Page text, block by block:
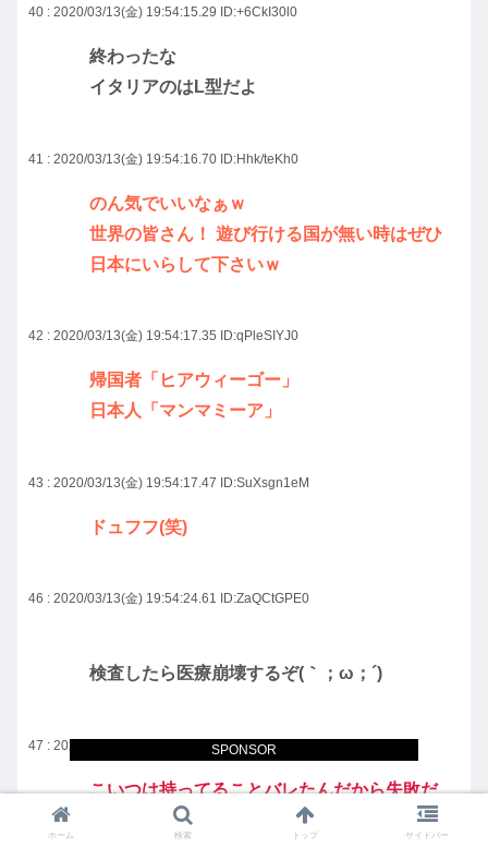
SPONSOR
40 : 2020/03/13(金) 19:54:15.29 ID:+6CkI30l0
終わったな
イタリアのはL型だよ
41 : 2020/03/13(金) 19:54:16.70 ID:Hhk/teKh0
のん気でいいなぁｗ
世界の皆さん！ 遊び行ける国が無い時はぜひ
日本にいらして下さいｗ
42 : 2020/03/13(金) 19:54:17.35 ID:qPleSIYJ0
帰国者「ヒアウィーゴー」
日本人「マンマミーア」
43 : 2020/03/13(金) 19:54:17.47 ID:SuXsgn1eM
ドュフフ(笑)
46 : 2020/03/13(金) 19:54:24.61 ID:ZaQCtGPE0
検査したら医療崩壊するぞ(｀；ω；´)
47 : 2020/03/13(金) 19:54:26.46ID:H/MBoZyn0
こいつは持ってることバレたんだから失敗だ
ホーム 検索 トップ サイドバー